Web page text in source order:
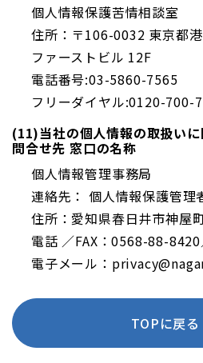
個人情報保護苦情相談室
住所：〒106-0032 東京都
ファーストビル 12F
電話番号:03-5860-7565
フリーダイヤル:0120-700-
(11)当社の個人情報の取扱い
問合せ先 窓口の名称
個人情報管理事務局
連絡先： 個人情報保護管
住所：愛知県春日井市神屋
電話 ／FAX：0568-88-
電子メール：
TOPに戻